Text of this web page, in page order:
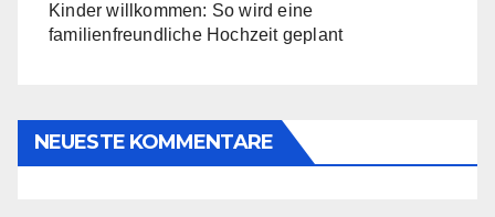
Kinder willkommen: So wird eine
familienfreundliche Hochzeit geplant
NEUESTE KOMMENTARE